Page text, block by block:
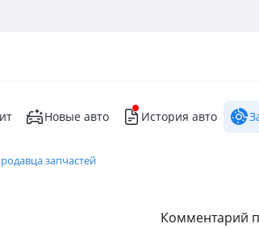
Новые авто История авто
запчастей
Комментарий